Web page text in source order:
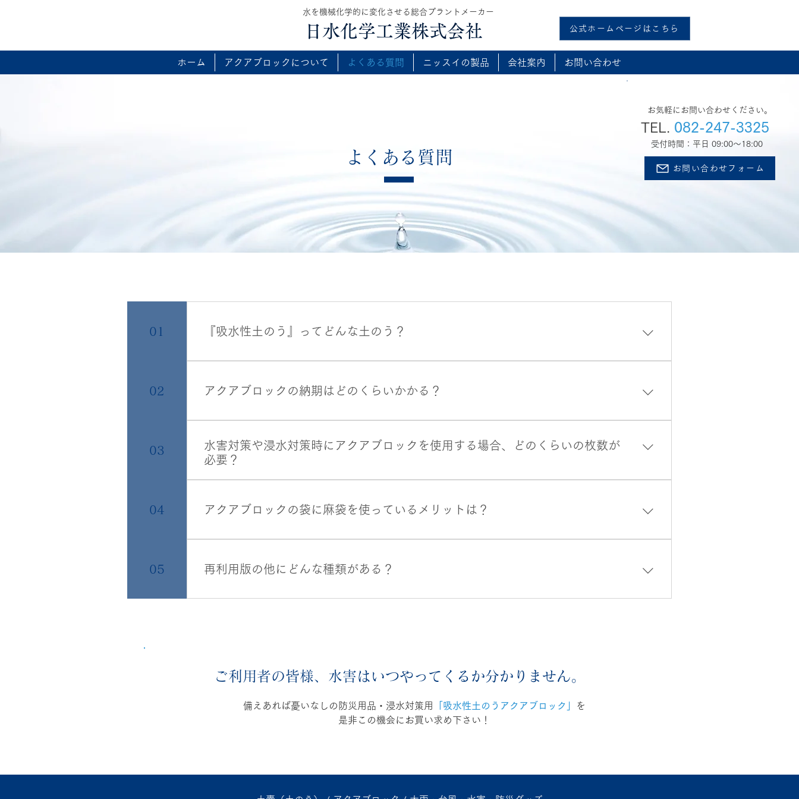
お気軽にお問い合わせください。
TEL. 082-247-3325
受付時間：平日 09:00～18:00
お問い合わせフォーム
日水化学工業株式会社
水を機械化学的に変化させる総合プラントメーカー
公式ホームページはこちら
ホーム アクアブロックについて よくある質問 ニッスイの製品 会社案内 お問い合わせ
よくある質問
01 『吸水性土のう』ってどんな土のう？
従来の土のうは、文字通り「土」を袋に入れることにより水害対策・浸水対策に用いられますが、『吸水
立派な土のうとして機能をするわけです。もちろん、保管や持ち運びは従来土嚢の比ではありません。
02 アクアブロックの納期はどのくらいかかる？
迅速な対応で１日でも早くお届けいたします。しかしながら水害等の災害にあってからのご注文になりま
すと、付近の交通アクセスが遮断されお約束の納期が順守できないケースが想定されます。 従って、水害
等の災害が発生するシーズンの前にご判断いただき注文いただく事をお勧めします。
03
水害対策や浸水対策時にアクアブロックを使用する場合、どのくらいの枚数が
必要？
だ、周りの地形やお客様のご自宅・事業所・現場の立地条件等によって予測される水害の規模や浸水の範
囲が異なりますので、不明な場合はお気軽にご相談下さい。
04 アクアブロックの袋に麻袋を使っているメリットは？
１点目：膨らますための水を浸透しやすくする。 ２点目：膨らんだ吸水剤を外に逃がさない。 ３点目：
す。 アクアブロックは麻袋を細かな内縫いで仕上げておりますので、より頑丈で積み重ねやすく、人が上
が、その作業一つ一つを抜かりないものにするための配慮を尽くした土のうだとお客様より好評をいただ
05 再利用版の他にどんな種類がある？
ご利用者の皆様、水害はいつやってくるか分かりません。
備えあれば憂いなしの防災用品・浸水対策用 「吸水性土のうアクアブロック」
を
是非この機会にお買い求め下さい！